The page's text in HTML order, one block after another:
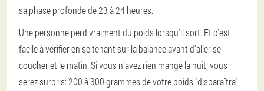
sa phase profonde de 23 à 24 heures.
Une personne perd vraiment du poids lorsqu'il sort. Et c'est
facile à vérifier en se tenant sur la balance avant d'aller se
coucher et le matin. Si vous n'avez rien mangé la nuit, vous
serez surpris: 200 à 300 grammes de votre poids "disparaîtra"